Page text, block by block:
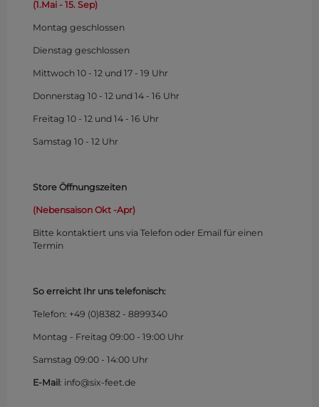
(1.Mai - 15. Sep)
Montag geschlossen
Dienstag geschlossen
Mittwoch 10 - 12 und 17 - 19 Uhr
Donnerstag 10 - 12 und 14 - 16 Uhr
Freitag 10 - 12 und 14 - 16 Uhr
Samstag 10 - 12 Uhr
Store Öffnungszeiten
(Nebensaison Okt -Apr)
Bitte kontaktiert uns via Telefon oder Email für einen
Termin
So erreicht Ihr uns telefonisch:
Telefon: +49 (0)8382 - 8899340
Montag - Freitag 09:00 - 19:00 Uhr
Samstag 09:00 - 14:00 Uhr
E-Mail: info@six-feet.de